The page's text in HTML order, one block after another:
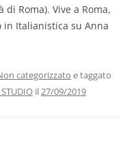
Roma). Vive a Roma,
Italianistica su Anna
categorizzato e taggato
il27/09/2019